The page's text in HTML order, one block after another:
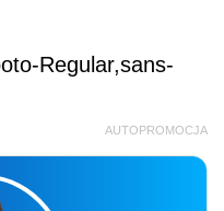
Regular,sans-
AUTOPROMOCJA